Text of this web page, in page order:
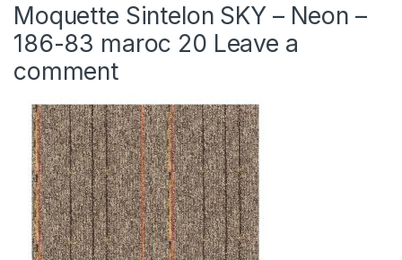
Moquette Sintelon SKY – Neon –
186-83 maroc 20 Leave a
comment